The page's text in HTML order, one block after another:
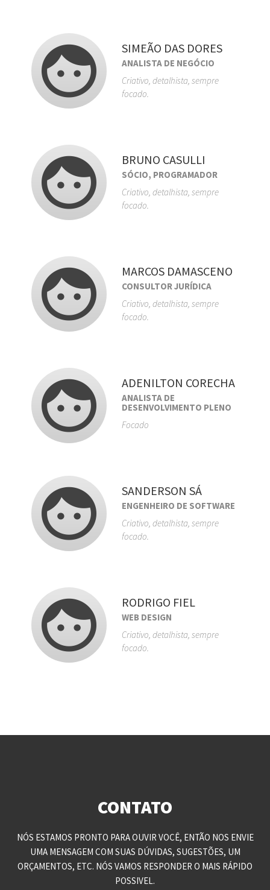
SIMEÃO DAS DORES
ANALISTA DE NEGÓCIO
Criativo, detalhista, sempre
focado.
BRUNO CASULLI
SÓCIO, PROGRAMADOR
Criativo, detalhista, sempre
focado.
MARCOS DAMASCENO
CONSULTOR JURÍDICA
Criativo, detalhista, sempre
focado.
ADENILTON CORECHA
ANALISTA DE
DESENVOLVIMENTO PLENO
Focado
SANDERSON SÁ
ENGENHEIRO DE SOFTWARE
Criativo, detalhista, sempre
focado.
RODRIGO FIEL
WEB DESIGN
Criativo, detalhista, sempre
focado.
CONTATO
NÓS ESTAMOS PRONTO PARA OUVIR VOCÊ, ENTÃO NOS ENVIE
UMA MENSAGEM COM SUAS DÚVIDAS, SUGESTÕES, UM
ORÇAMENTOS, ETC. NÓS VAMOS RESPONDER O MAIS RÁPIDO
POSSIVEL.